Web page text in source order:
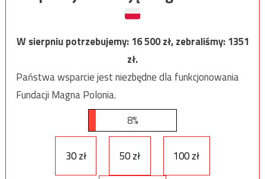
W sierpniu potrzebujemy:16 500zł, zebraliśmy:1351
zł.
Państwa wsparcie jest niezbędne dla funkcjonowania
Fundacji Magna Polonia.
8%
30 zł 50 zł 100 zł